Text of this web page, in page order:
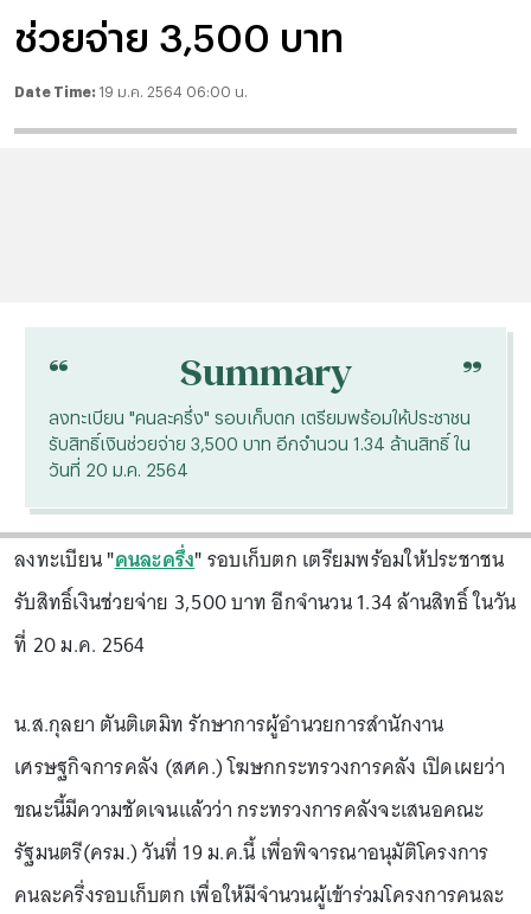
ช่วยจ่าย 3,500 บาท
Date Time: 19 ม.ค. 2564 06:00 น.
“ Summary “
ลงทะเบียน "คนละครึ่ง" รอบเก็บตก เตรียมพร้อมให้ประชาชน
รับสิทธิ์เงินช่วยจ่าย 3,500 บาท อีกจำนวน 1.34 ล้านสิทธิ์ ใน
วันที่ 20 ม.ค. 2564
ลงทะเบียน"คนละครึ่ง"รอบเก็บตก เตรียมพร้อมให้ประชาชน
รับสิทธิ์เงินช่วยจ่าย 3,500 บาท อีกจำนวน 1.34 ล้านสิทธิ์ ในวัน
ที่ 20 ม.ค. 2564
น.ส.กุลยา ตันติเตมิท รักษาการผู้อำนวยการสำนักงาน
เศรษฐกิจการคลัง (สศค.) โฆษกกระทรวงการคลัง เปิดเผยว่า
ขณะนี้มีความชัดเจนแล้วว่า กระทรวงการคลังจะเสนอคณะ
รัฐมนตรี(ครม.) วันที่ 19 ม.ค.นี้ เพื่อพิจารณาอนุมัติโครงการ
คนละครึ่งรอบเก็บตก เพื่อให้มีจำนวนผู้เข้าร่วมโครงการคนละ